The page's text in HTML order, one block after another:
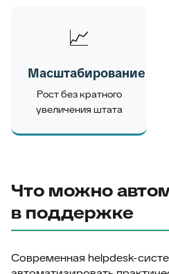
📈
Масштабирование
Рост без кратного
увеличения штата
Что можно
в поддержке
Современная helpdesk-